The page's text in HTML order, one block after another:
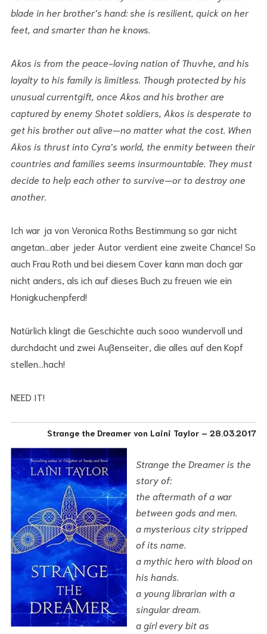
blade in her brother’s hand: she is resilient, quick on her
feet, and smarter than he knows.
Akos is from the peace-loving nation of Thuvhe, and his
loyalty to his family is limitless. Though protected by his
unusual currentgift, once Akos and his brother are
captured by enemy Shotet soldiers, Akos is desperate to
get his brother out alive—no matter what the cost. When
Akos is thrust into Cyra’s world, the enmity between their
countries and families seems insurmountable. They must
decide to help each other to survive—or to destroy one
another.
Ich war ja von Veronica Roths Bestimmung so gar nicht
angetan…aber jeder Autor verdient eine zweite Chance! So
auch Frau Roth und bei diesem Cover kann man doch gar
nicht anders, als ich auf dieses Buch zu freuen wie ein
Honigkuchenpferd!
Natürlich klingt die Geschichte auch sooo wundervoll und
durchdacht und zwei Außenseiter, die alles auf den Kopf
stellen…hach!
NEED IT!
Strange the Dreamer von Laini Taylor – 28.03.2017
Strange the Dreamer is the
story of:
the aftermath of a war
between gods and men.
a mysterious city stripped
of its name.
a mythic hero with blood on
his hands.
a young librarian with a
singular dream.
a girl every bit as